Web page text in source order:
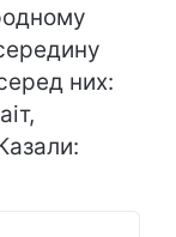
них: